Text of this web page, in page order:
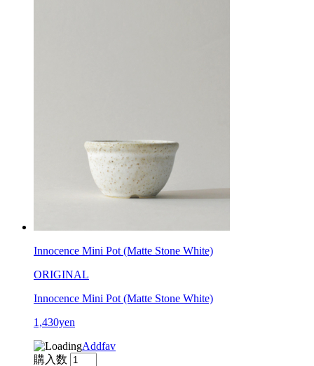
Innocence Mini Pot (Matte Stone White)
ORIGINAL
Innocence Mini Pot (Matte Stone White)
1,430yen
Addfav
購入数